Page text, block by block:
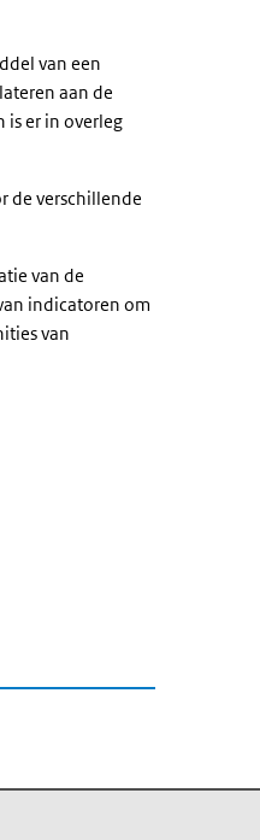
van een
aan de
is er in overleg
de verschillende
van de
indicatoren om
van